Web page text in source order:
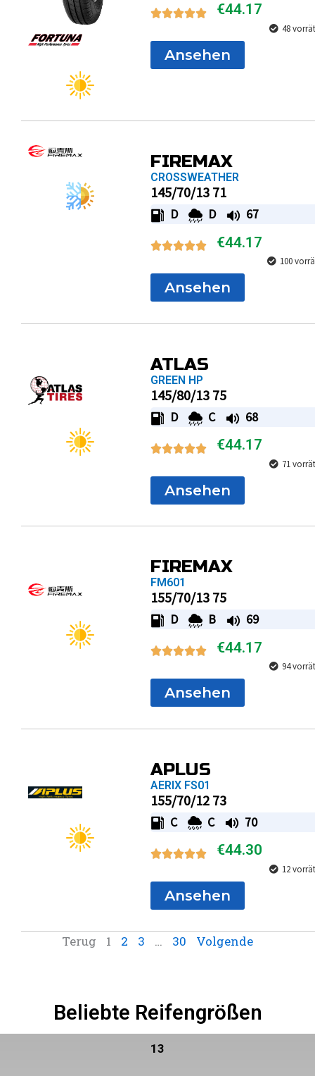
€44.17
48
Ansehen
FIREMAX
CROSSWEATHER
145/70/13 71
D D 67
€44.17
100
Ansehen
ATLAS
GREEN HP
145/80/13 75
D C 68
€44.17
71
Ansehen
FIREMAX
FM601
155/70/13 75
D B 69
€44.17
94
Ansehen
APLUS
AERIX FS01
155/70/12 73
C C 70
€44.30
12
Ansehen
Terug 1 2 3 … 30 Volgende
Beliebte Reifengrößen
13